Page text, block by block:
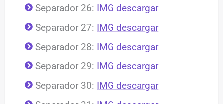
Separador 26: IMG descargar
Separador 27: IMG descargar
Separador 28: IMG descargar
Separador 29: IMG descargar
Separador 30: IMG descargar